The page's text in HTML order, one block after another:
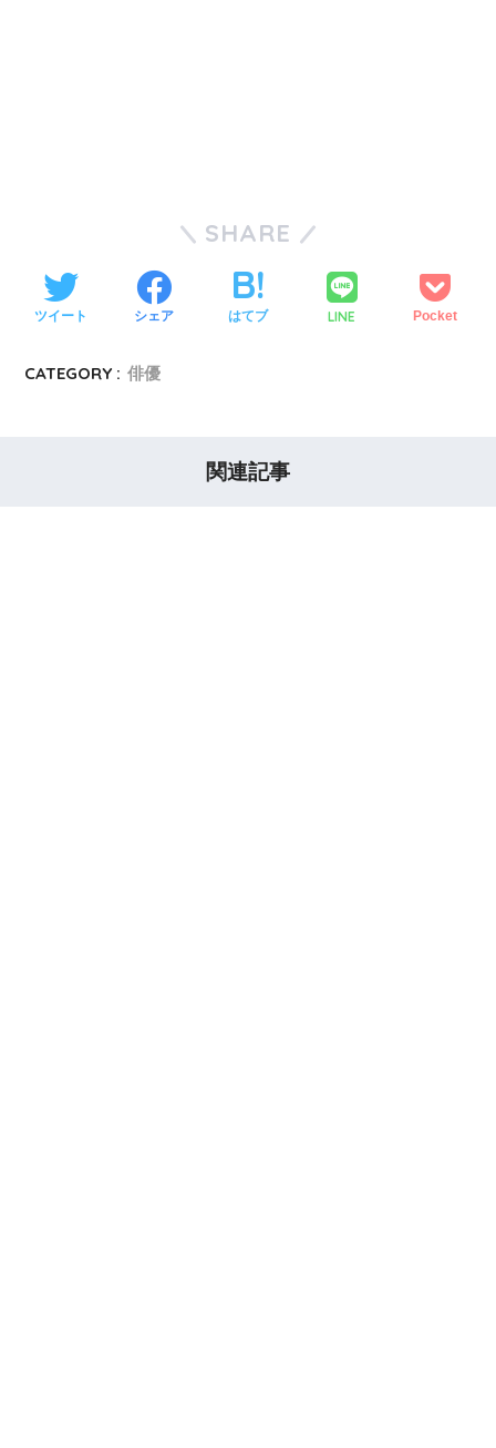
SHARE
ツイート シェア はてブ LINE Pocket
CATEGORY : 俳優
関連記事